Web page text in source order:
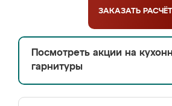
ЗАКАЗАТЬ РАСЧЁТ
Посмотреть акции на
гарнитуры